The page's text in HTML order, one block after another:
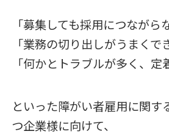
「募集しても採用につながら
「業務の切り出しがうまくで
「何かとトラブルが多く、定
といった障がい者雇用に関す
つ企業様に向けて、